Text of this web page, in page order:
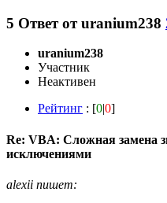
5 Ответ отuranium238
uranium238
Участник
Неактивен
Рейтинг : [0|0]
Re: VBA: Сложная замена
исключениями
alexii пишет: